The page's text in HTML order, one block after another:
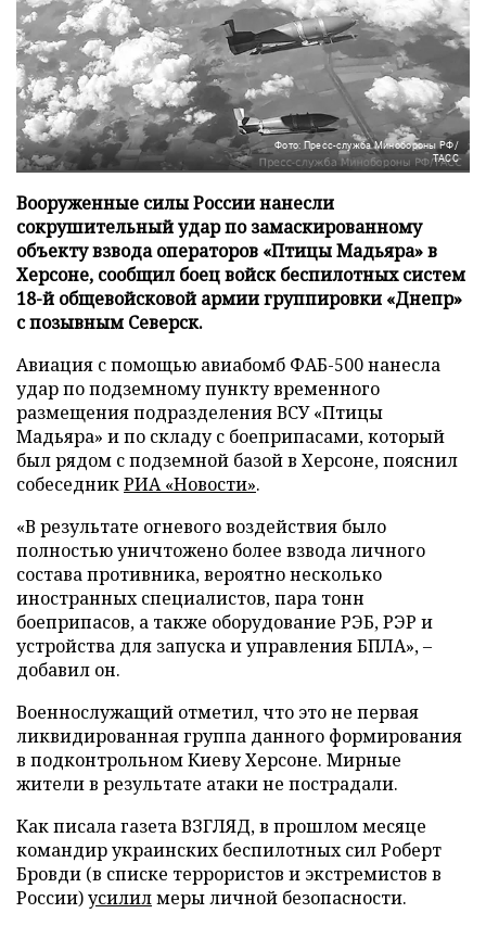
Фото: Пресс-служба Минобороны РФ/
ТАСС
Вооруженные силы России нанесли
сокрушительный удар по замаскированному
объекту взвода операторов «Птицы Мадьяра» в
Херсоне, сообщил боец войск беспилотных систем
18-й общевойсковой армии группировки «Днепр»
с позывным Северск.
Авиация с помощью авиабомб ФАБ-500 нанесла
удар по подземному пункту временного
размещения подразделения ВСУ «Птицы
Мадьяра» и по складу с боеприпасами, который
был рядом с подземной базой в Херсоне, пояснил
собеседникРИА «Новости».
«В результате огневого воздействия было
полностью уничтожено более взвода личного
состава противника, вероятно несколько
иностранных специалистов, пара тонн
боеприпасов, а также оборудование РЭБ, РЭР и
устройства для запуска и управления БПЛА», –
добавил он.
Военнослужащий отметил, что это не первая
ликвидированная группа данного формирования
в подконтрольном Киеву Херсоне. Мирные
жители в результате атаки не пострадали.
Как писала газета ВЗГЛЯД, в прошлом месяце
командир украинских беспилотных сил Роберт
Бровди (в списке террористов и экстремистов в
России)усилилмеры личной безопасности.